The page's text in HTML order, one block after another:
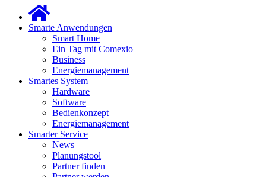
Smarte Anwendungen
Smart Home
Ein Tag mit Comexio
Business
Energiemanagement
Smartes System
Hardware
Software
Bedienkonzept
Energiemanagement
Smarter Service
News
Planungstool
Partner finden